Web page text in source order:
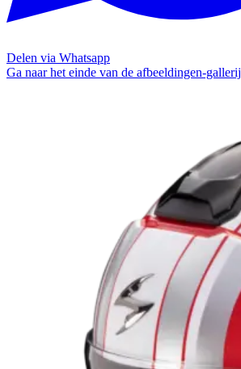
Delen via Whatsapp
Ga naar het einde van de afbeeldingen-gallerij